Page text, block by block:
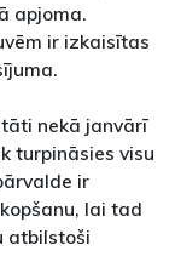
apjoma.
ir izkaisītas
nekā janvārī
turpināsies visu
ir
lai tad
atbilstoši